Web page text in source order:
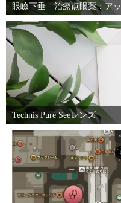
眼瞼下垂 治療点眼薬：ア
Technis Pure Seeレンズ